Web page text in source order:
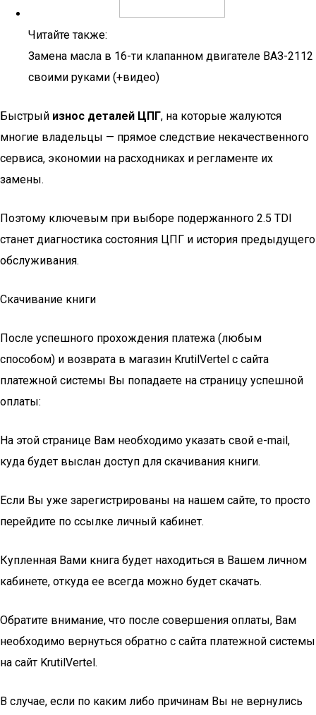
Читайте также:
Замена масла в 16-ти клапанном двигателе ВАЗ-2112
своими руками (+видео)
Быстрый износ деталей ЦПГ, на которые жалуются
многие владельцы — прямое следствие некачественного
сервиса, экономии на расходниках и регламенте их
замены.
Поэтому ключевым при выборе подержанного 2.5 TDI
станет диагностика состояния ЦПГ и история предыдущего
обслуживания.
Скачивание книги
После успешного прохождения платежа (любым
способом) и возврата в магазин KrutilVertel с сайта
платежной системы Вы попадаете на страницу успешной
оплаты:
На этой странице Вам необходимо указать свой e-mail,
куда будет выслан доступ для скачивания книги.
Если Вы уже зарегистрированы на нашем сайте, то просто
перейдите по ссылке личный кабинет.
Купленная Вами книга будет находиться в Вашем личном
кабинете, откуда ее всегда можно будет скачать.
Обратите внимание, что после совершения оплаты, Вам
необходимо вернуться обратно с сайта платежной системы
на сайт KrutilVertel.
В случае, если по каким либо причинам Вы не вернулись